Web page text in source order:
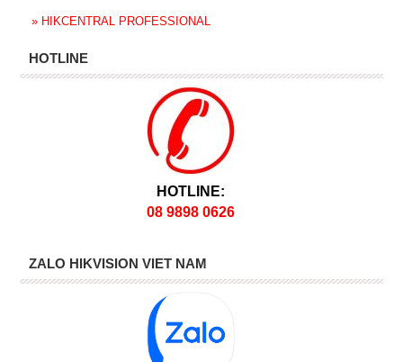
» HIKCENTRAL PROFESSIONAL
HOTLINE
HOTLINE:
08 9898 0626
ZALO HIKVISION VIET NAM